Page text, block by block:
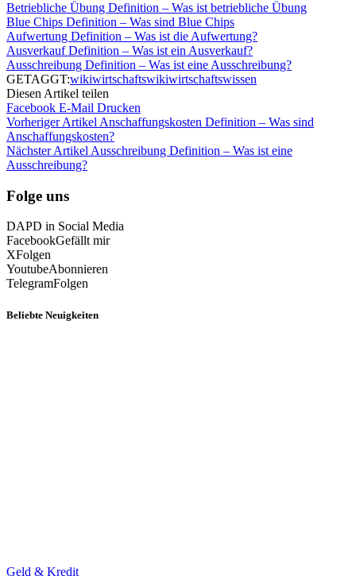
Betriebliche Übung Definition – Was ist betriebliche Übung
Blue Chips Definition – Was sind Blue Chips
Aufwertung Definition – Was ist die Aufwertung?
Ausverkauf Definition – Was ist ein Ausverkauf?
Ausschreibung Definition – Was ist eine Ausschreibung?
GETAGGT:wikiwirtschaftswikiwirtschaftswissen
Diesen Artikel teilen
Facebook E-Mail Drucken
Vorheriger Artikel Anschaffungskosten Definition – Was sind
Anschaffungskosten?
Nächster Artikel Ausschreibung Definition – Was ist eine
Ausschreibung?
Folge uns
DAPD in Social Media
FacebookGefällt mir
XFolgen
YoutubeAbonnieren
TelegramFolgen
Beliebte Neuigkeiten
Geld & Kredit